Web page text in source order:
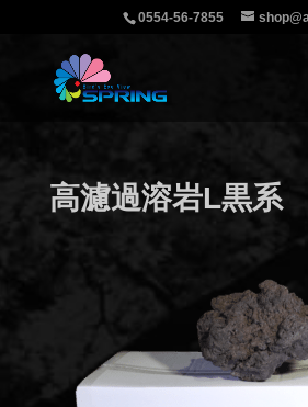
0554-56-7855
高濾過溶岩L黒系